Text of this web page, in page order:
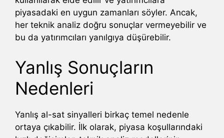
piyasadaki en uygun zamanları söyler. Ancak,
her teknik analiz doğru sonuçlar vermeyebilir ve
bu da yatırımcıları yanılgıya düşürebilir.
Yanlış Sonuçların
Nedenleri
Yanlış al-sat sinyalleri birkaç temel nedenle
ortaya çıkabilir. İlk olarak, piyasa koşullarındaki